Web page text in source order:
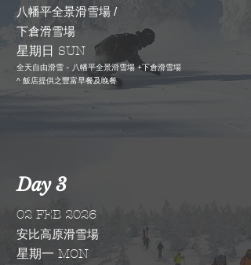
八幡平全景滑雪場 /
下倉滑雪場
星期日 SUN
全天自由滑雪 - 八幡平全景滑雪場 +下倉滑雪場
^ 飯店提供之豐富早餐及晚餐
Day 3
02 FEB 2026
安比高原滑雪場
星期一 MON